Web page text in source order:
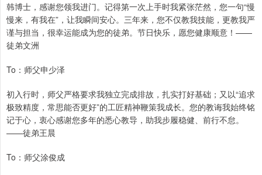
韩博士，感谢您领我进门。记得第一次上手时我紧张茫然，您一句“慢
慢来，有我在”，让我瞬间安心。三年来，您不仅教我技能，更教我严
谨与担当，很幸运能成为您的徒弟。节日快乐，愿您健康顺意！——
徒弟文洲
To：师父申少泽
初入行时，师父严格要求我独立完成排故，扎实打好基础；又以“追求
极致精度，常思能否更好”的工匠精神鞭策我成长。您的教诲我始终铭
记于心，衷心感谢您多年的悉心教导，助我步履稳健、前行不怠。
——徒弟王晨
To：师父涂俊成